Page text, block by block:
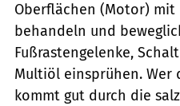
Oberflächen (Motor) mit
behandeln und
Fußrastengelenke,
Multiöl einsprühen. Wer
kommt gut durch die